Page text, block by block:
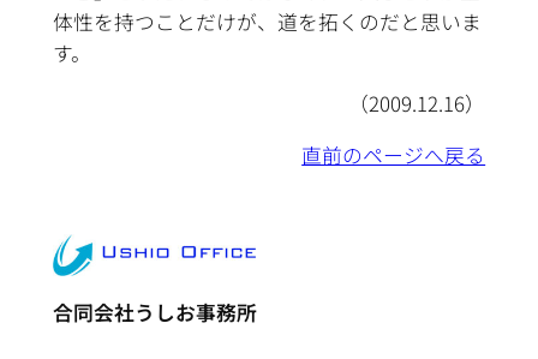
体性を持つことだけが、道を拓くのだと思いま
す。
（2009.12.16）
直前のページへ戻る
合同会社うしお事務所